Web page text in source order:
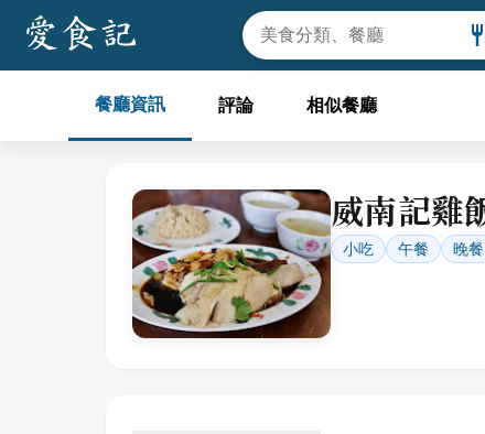
餐廳資訊 評論 相似餐廳
威南記雞
小吃 午餐 晚餐